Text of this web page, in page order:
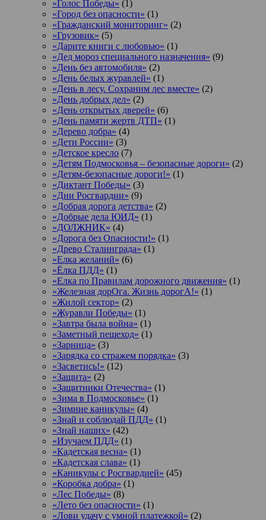
«Голос Победы» (1)
«Город без опасности» (1)
«Гражданский мониторинг» (2)
«Грузовик» (5)
«Дарите книги с любовью» (1)
«Дед мороз специального назначения» (9)
«День без автомобиля» (2)
«День белых журавлей» (1)
«День в лесу. Сохраним лес вместе» (2)
«День добрых дел» (2)
«День открытых дверей» (6)
«День памяти жертв ДТП» (1)
«Дерево добра» (4)
«Дети России» (3)
«Детское кресло (7)
«Детям Подмосковья – безопасные дороги» (2)
«Детям-безопасные дороги!» (1)
«Диктант Победы» (3)
«Дни Росгвардии» (9)
«Добрая дорога детства» (2)
«Добрые дела ЮИД» (1)
«ДОЛЖНИК» (4)
«Дорога без Опасности!» (1)
«Древо Сталинграда» (1)
«Елка желаний» (6)
«Ёлка ПДД» (1)
«Елка по Правилам дорожного движения» (1)
«Железная дорОга. Жизнь дорогА!» (1)
«Жилой сектор» (2)
«Журавли Победы» (1)
«Завтра была война» (1)
«Заметный пешеход» (1)
«Зарница» (3)
«Зарядка со стражем порядка» (3)
«Засветись!» (12)
«Защита» (2)
«Защитники Отечества» (1)
«Зима в Подмосковье» (1)
«Зимние каникулы» (4)
«Знай и соблюдай ПДД» (1)
«Знай наших» (42)
«Изучаем ПДД» (1)
«Кадетская весна» (1)
«Кадетская слава» (1)
«Каникулы с Росгвардией» (45)
«Коробка добра» (1)
«Лес Победы» (8)
«Лето без опасности» (1)
«Лови удачу с умной платежкой» (2)